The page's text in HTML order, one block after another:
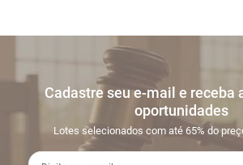
Cadastre seu e-mail e receba
oportunidades
Lotes selecionados com até 65% do